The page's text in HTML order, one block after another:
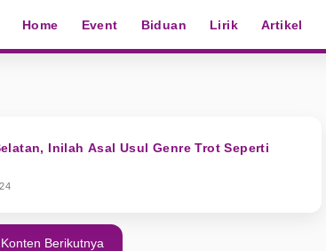
Home Event Biduan Lirik Artikel
Inilah Asal Usul Genre Trot Seperti
Berikutnya